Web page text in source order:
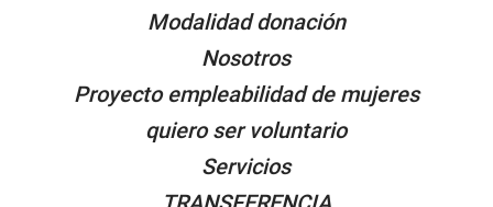
Modalidad donación
Nosotros
Proyecto empleabilidad de mujeres
quiero ser voluntario
Servicios